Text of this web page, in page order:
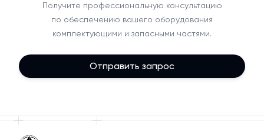
Получите профессиональную консультацию
по обеспечению вашего оборудования
комплектующими и запасными частями.
Отправить запрос